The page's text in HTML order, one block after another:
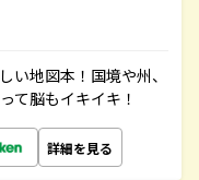
い地図本！国境や州、
て脳もイキイキ！
詳細を見る